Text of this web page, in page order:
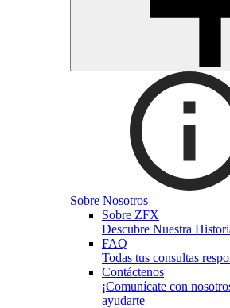
Sobre Nosotros
Sobre ZFX
Descubre Nuestra
FAQ
Todas tus consultas
Contáctenos
¡Comunícate con
ayudarte